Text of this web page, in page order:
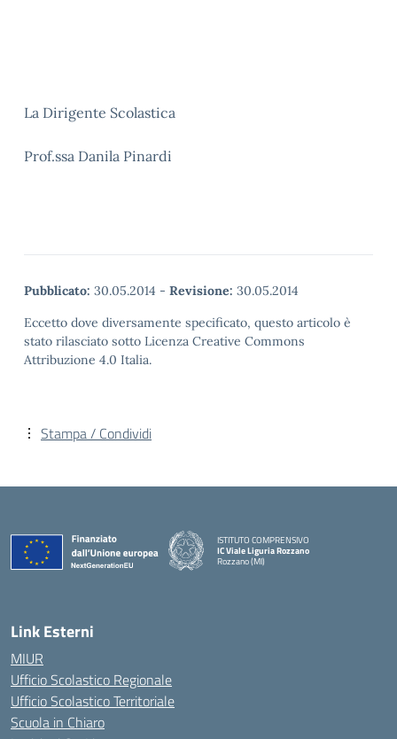
La Dirigente Scolastica
Prof.ssa Danila Pinardi
Pubblicato: 30.05.2014 - Revisione: 30.05.2014
Eccetto dove diversamente specificato, questo articolo è
stato rilasciato sotto Licenza Creative Commons
Attribuzione 4.0 Italia.
Stampa / Condividi
ISTITUTO COMPRENSIVO
IC Viale Liguria Rozzano
Rozzano (MI)
Link Esterni
MIUR
Ufficio Scolastico Regionale
Ufficio Scolastico Territoriale
Scuola in Chiaro